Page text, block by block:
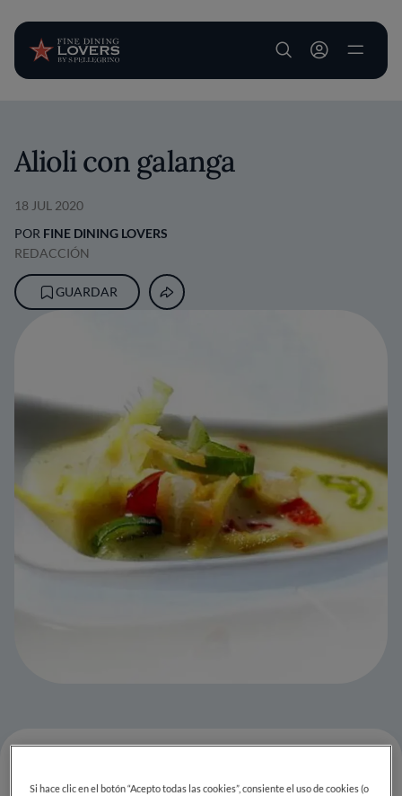
User account
Alioli con galanga
18 JUL 2020
POR FINE DINING LOVERS
REDACCIÓN
GUARDAR
Si hace clic en el botón “Acepto todas las cookies”, consiente el uso de cookies (o